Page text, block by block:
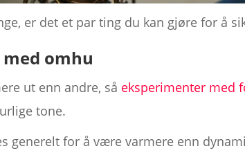
er det et par ting du kan gjøre for å
omhu
ut enn andre, så eksperimenter med
tone.
generelt for å være varmere enn